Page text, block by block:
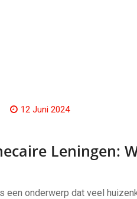
12 Juni 2024
Leningen:
een onderwerp dat veel